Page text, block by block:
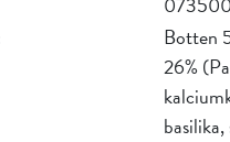
Botten
26%